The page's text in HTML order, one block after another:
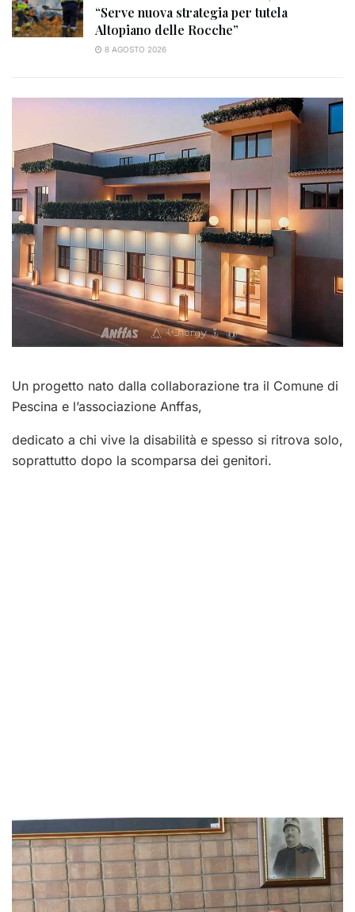
“Serve nuova strategia per tutela
Altopiano delle Rocche”
8 AGOSTO 2026
Un progetto nato dalla collaborazione tra il Comune di
Pescina e l’associazione Anffas,
dedicato a chi vive la disabilità e spesso si ritrova solo,
soprattutto dopo la scomparsa dei genitori.